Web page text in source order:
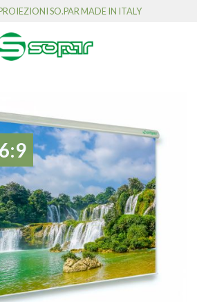
SO.PAR MADE IN ITALY